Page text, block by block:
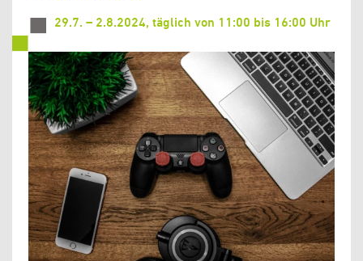
29.7. – 2.8.2024, täglich von 11:00 bis 16:00 Uhr